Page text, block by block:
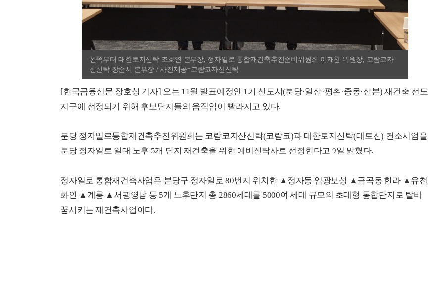
왼쪽부터 대한토지신탁 조호연 본부장, 정자일로 통합재건축추진준비위원회 이재찬 위원장, 코람코자
산신탁 장순서 본부장 / 사진제공=코람코자산신탁
[한국금융신문 장호성 기자] 오는 11월 발표예정인 1기 신도시(분당·일산·평촌·중동·산본) 재건축 선도
지구에 선정되기 위해 후보단지들의 움직임이 빨라지고 있다.
분당 정자일로통합재건축추진위원회는 코람코자산신탁(코람코)과 대한토지신탁(대토신) 컨소시엄을
분당 정자일로 일대 노후 5개 단지 재건축을 위한 예비신탁사로 선정한다고 9일 밝혔다.
정자일로 통합재건축사업은 분당구 정자일로 80번지 위치한 ▲정자동 임광보성 ▲금곡동 한라 ▲유천
화인 ▲계룡 ▲서광영남 등 5개 노후단지 총 2860세대를 5000여 세대 규모의 초대형 통합단지로 탈바
꿈시키는 재건축사업이다.